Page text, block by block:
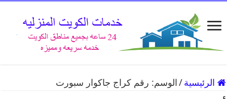
الرئيسية / الوسم: رقم كراج جاكوار سبورت